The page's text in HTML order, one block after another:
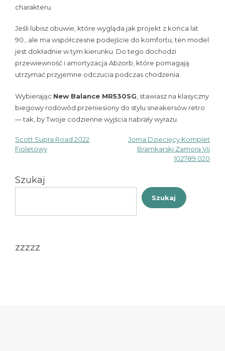
charakteru.
Jeśli lubisz obuwie, które wygląda jak projekt z końca lat
90., ale ma współczesne podejście do komfortu, ten model
jest dokładnie w tym kierunku. Do tego dochodzi
przewiewność i amortyzacja Abzorb, które pomagają
utrzymać przyjemne odczucia podczas chodzenia.
Wybierając New Balance MR530SG , stawiasz na klasyczny
biegowy rodowód przeniesiony do stylu sneakersów retro
— tak, by Twoje codzienne wyjścia nabrały wyrazu.
Nawigacja
Scott Supra Road 2022
Fioletowy
Joma Dziecięcy Komplet
Bramkarski Zamora Vii
102789.020
Szukaj
Szukaj
zzzzz